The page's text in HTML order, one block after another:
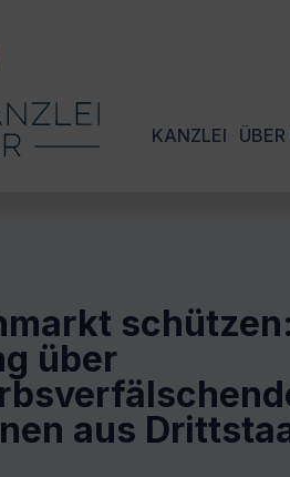
KANZLEI
schützen:
über
aus